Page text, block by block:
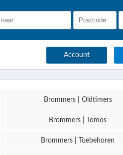
Account
Brommers | Oldtimers
Brommers | Tomos
Brommers | Toebehoren